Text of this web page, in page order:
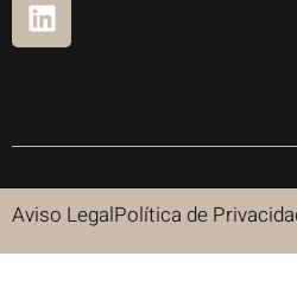
Aviso LegalPolítica de